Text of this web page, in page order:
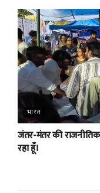
भारत
जंतर-मंतर की
रहा हूँ।